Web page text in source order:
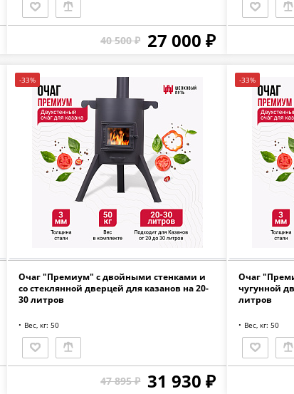
40 500 ₽ 27 000 ₽
-33%
Очаг "Премиум" с двойными стенками и
со стеклянной дверцей для казанов на 20-
30 литров
Вес, кг: 50
47 895 ₽ 31 930 ₽
-33%
Очаг
чугунной
литров
Вес, кг: 50